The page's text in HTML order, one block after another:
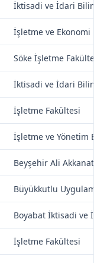
İktisadi ve İdari
İşletme ve Ekonomi
Söke İşletme
İktisadi ve İdari
İşletme Fakültesi
İşletme ve Yönetim
Beyşehir Ali
Büyükkutlu
Boyabat İktisadi ve
İşletme Fakültesi